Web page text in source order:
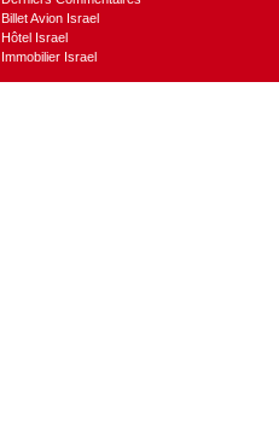
Billet Avion Israel
Hôtel Israel
Immobilier Israel